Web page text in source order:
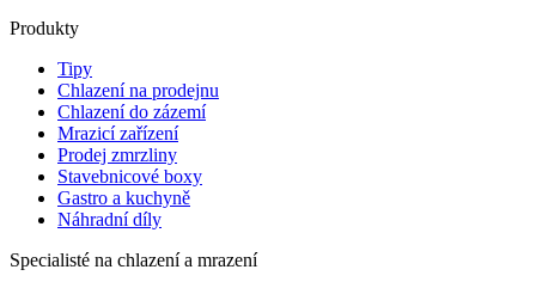
Produkty
Tipy
Chlazení na prodejnu
Chlazení do zázemí
Mrazicí zařízení
Prodej zmrzliny
Stavebnicové boxy
Gastro a kuchyně
Náhradní díly
Specialisté na chlazení a mrazení